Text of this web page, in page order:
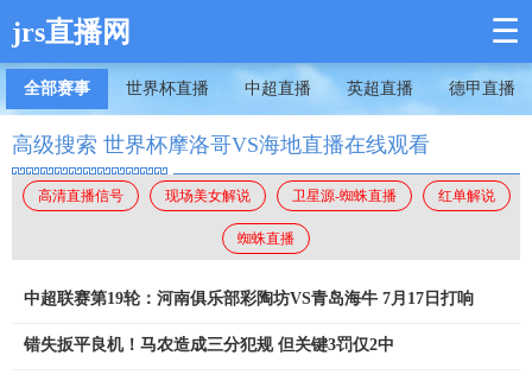
jrs直播网 ☰
全部赛事 世界杯直播 中超直播 英超直播 德甲直播
高级搜索 世界杯摩洛哥VS海地直播在线观看
高清直播信号 现场美女解说 卫星源-蜘蛛直播 红单解说
蜘蛛直播
中超联赛第19轮：河南俱乐部彩陶坊VS青岛海牛 7月17日打响
错失扳平良机！马农造成三分犯规 但关键3罚仅2中